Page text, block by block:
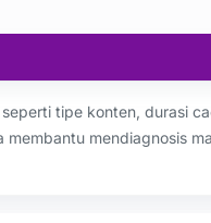
tipe konten, durasi
mendiagnosis